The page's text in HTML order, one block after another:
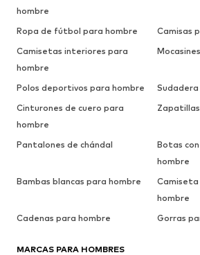
hombre
Ropa de fútbol para hombre
Camisas
Camisetas interiores para
hombre
Polos deportivos para hombre
Sudadera
Cinturones de cuero para
hombre
Pantalones de chándal
Botas
hombre
Bambas blancas para hombre
Camiseta
hombre
Cadenas para hombre
Gorras
MARCAS PARA HOMBRES